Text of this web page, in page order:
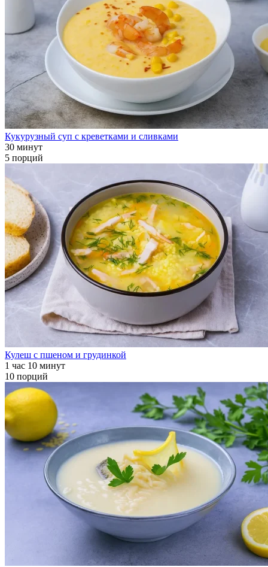
Кукурузный суп с креветками и сливками
30 минут
5 порций
Кулеш с пшеном и грудинкой
1 час 10 минут
10 порций